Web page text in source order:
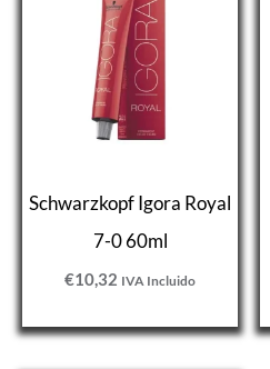
Schwarzkopf Igora Royal
7-0 60ml
€10,32 IVA Incluido